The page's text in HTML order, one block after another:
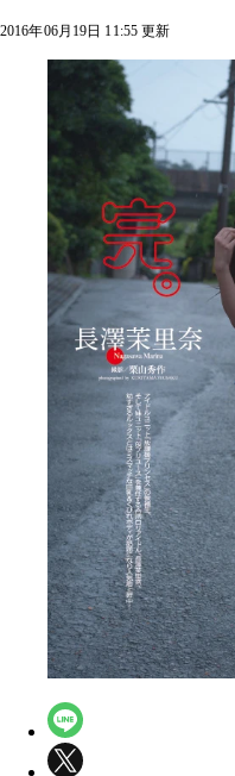
2016年06月19日 11:55 更新